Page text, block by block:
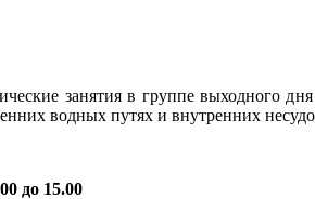
занятия в группе выходного
водных путях и внутренних
до 15.00